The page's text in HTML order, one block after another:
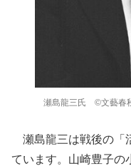
瀬島龍三氏 ©文藝春
瀬島龍三は戦後の「
ています。山崎豊子の